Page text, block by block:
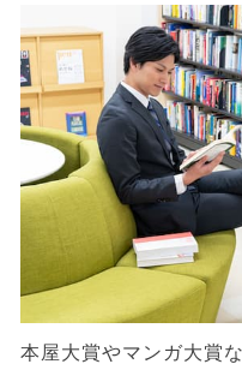
本屋大賞やマンガ大賞